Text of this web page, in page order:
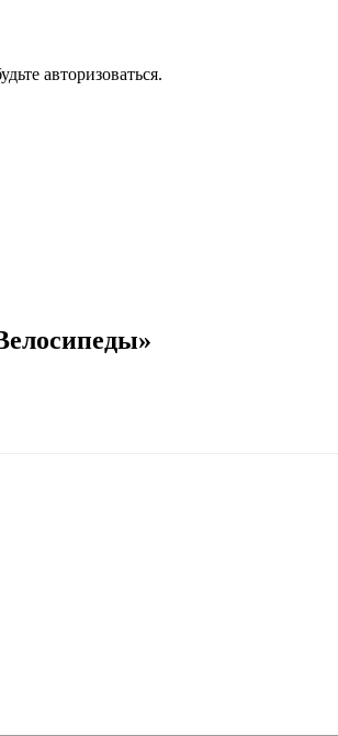
авторизоваться.